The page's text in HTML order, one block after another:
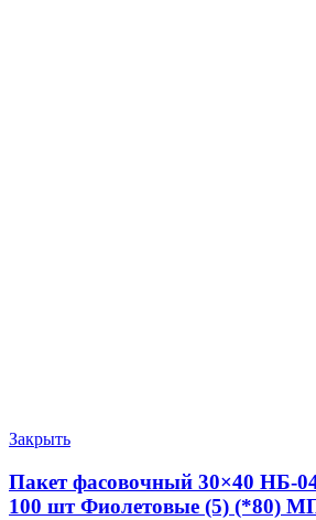
Закрыть
Пакет фасовочный 30×40 НБ-
100 шт Фиолетовые (5) (*80)